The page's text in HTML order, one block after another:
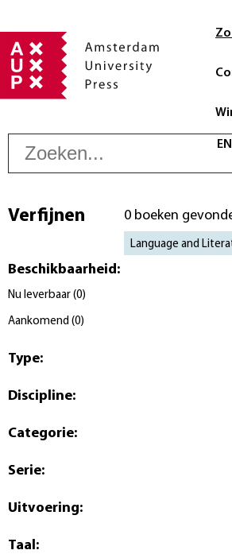
EN
Verfijnen
Beschikbaarheid:
Nu leverbaar (0)
Aankomend (0)
Type:
Discipline:
Categorie:
Serie:
Uitvoering:
Taal:
0 boeken
Language and